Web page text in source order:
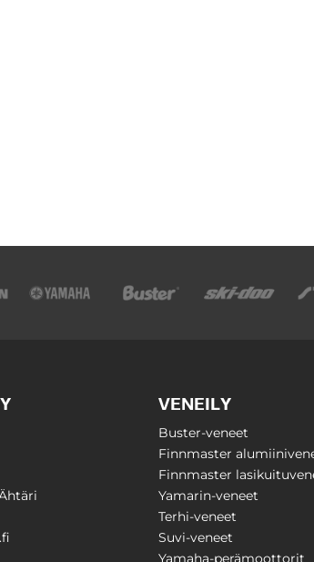
VENEILY
Buster-veneet
Finnmaster
Finnmaster
Yamarin-veneet
Terhi-veneet
Suvi-veneet
Yamaha-perämoottorit